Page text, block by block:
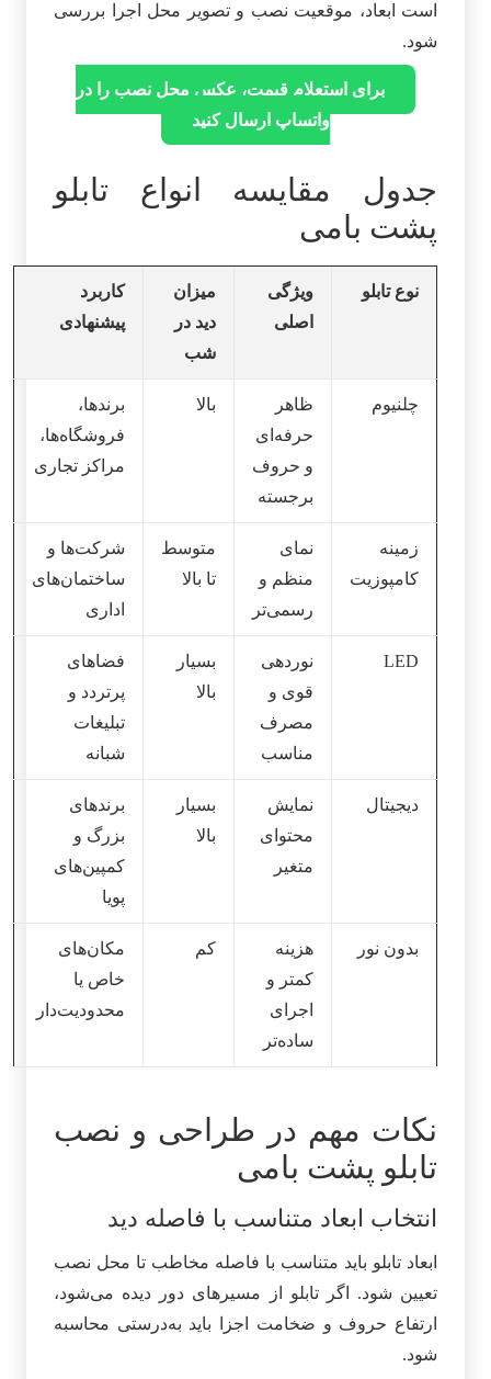
است ابعاد، موقعیت نصب و تصویر محل اجرا بررسی
شود.
برای استعلام قیمت، عکس محل نصب را در
واتساپ ارسال کنید
جدول مقایسه انواع تابلو
پشت بامی
نوع تابلو
ویژگی
اصلی
میزان
دید در
شب
کاربرد
پیشنهادی
چلنیوم
ظاهر
حرفه‌ای
و حروف
برجسته
بالا
برندها،
فروشگاه‌ها،
مراکز تجاری
زمینه
کامپوزیت
نمای
منظم و
رسمی‌تر
متوسط
تا بالا
شرکت‌ها و
ساختمان‌های
اداری
LED
نوردهی
قوی و
مصرف
مناسب
بسیار
بالا
فضاهای
پرتردد و
تبلیغات
شبانه
دیجیتال
نمایش
محتوای
متغیر
بسیار
بالا
برندهای
بزرگ و
کمپین‌های
پویا
بدون نور
هزینه
کمتر و
اجرای
ساده‌تر
کم
مکان‌های
خاص یا
محدودیت‌دار
نکات مهم در طراحی و نصب
تابلو پشت بامی
انتخاب ابعاد متناسب با فاصله دید
ابعاد تابلو باید متناسب با فاصله مخاطب تا محل نصب
تعیین شود. اگر تابلو از مسیرهای دور دیده می‌شود،
ارتفاع حروف و ضخامت اجزا باید به‌درستی محاسبه
شود.